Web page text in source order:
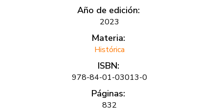
Año de edición:
2023
Materia:
Histórica
ISBN:
978-84-01-03013-0
Páginas:
832